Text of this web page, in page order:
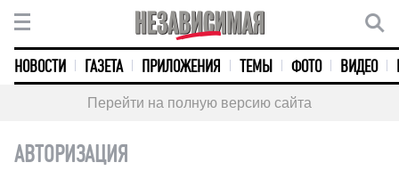
НОВОСТИ ГАЗЕТА ПРИЛОЖЕНИЯ ТЕМЫ ФОТО ВИДЕО
Перейти на полную версию сайта
АВТОРИЗАЦИЯ